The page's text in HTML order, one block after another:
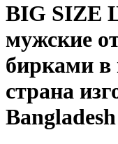
BIG SIZE
мужские
бирками в
страна